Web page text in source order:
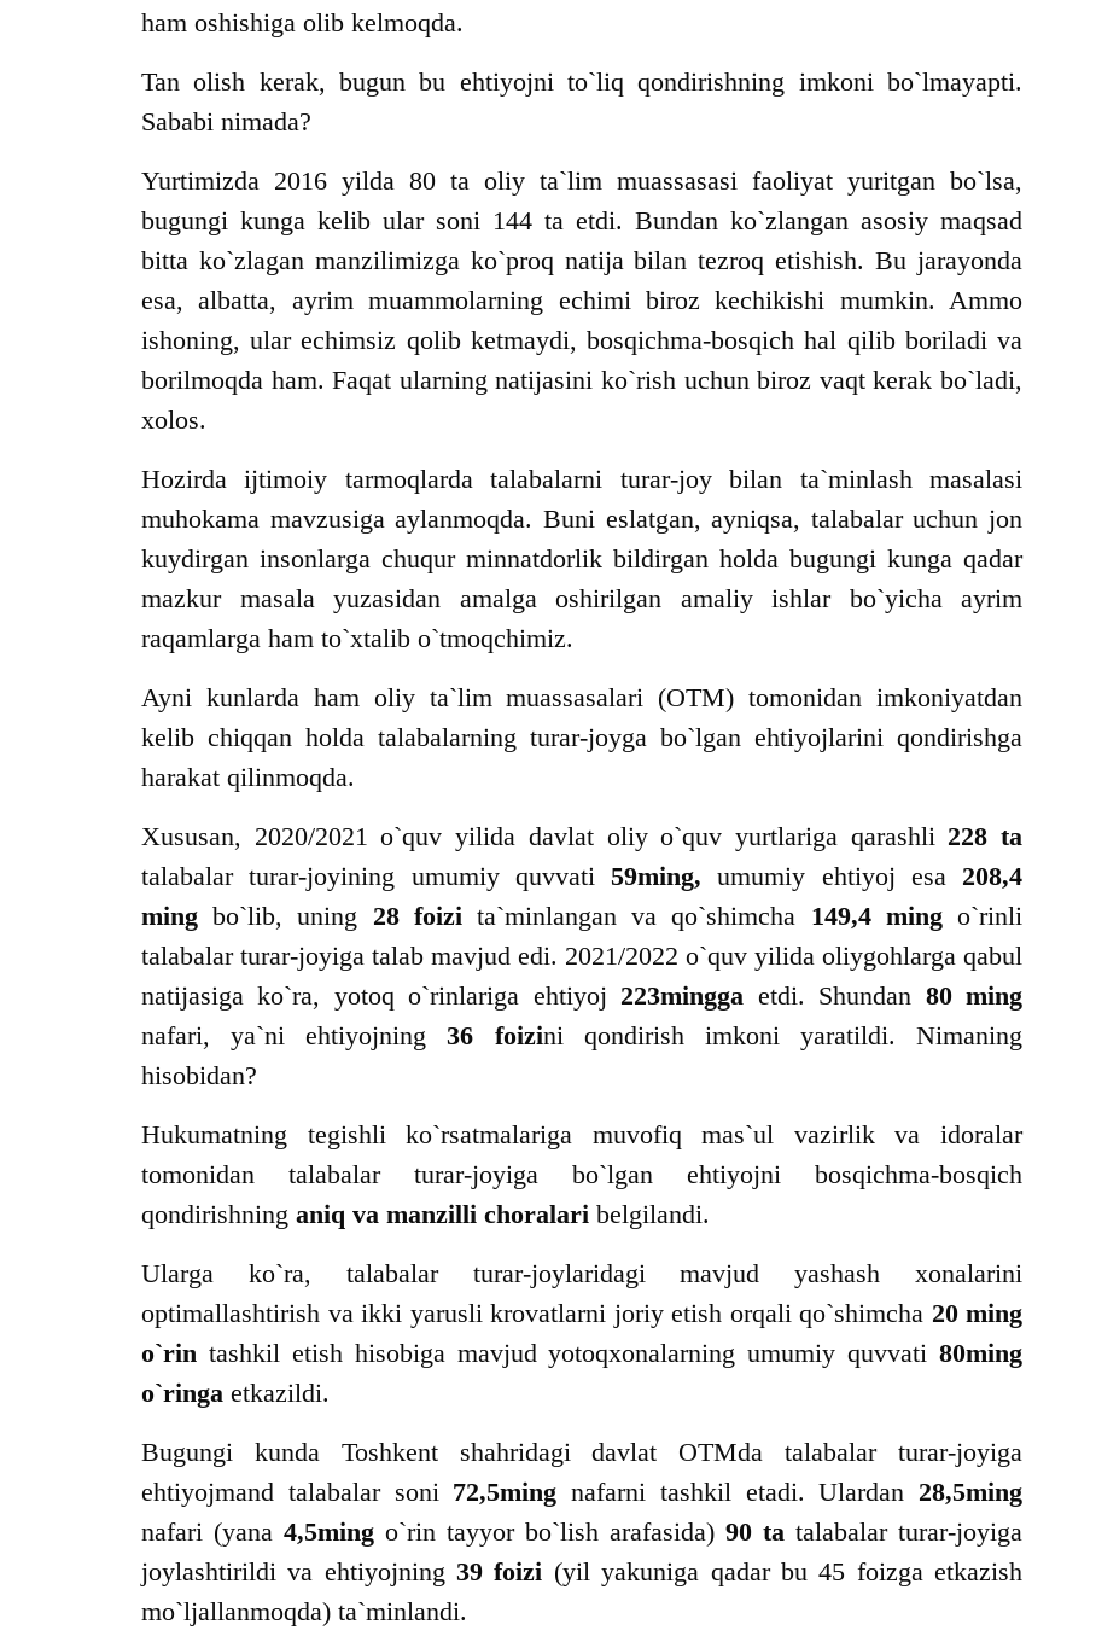
ham oshishiga olib kelmoqda.
Tan olish kerak, bugun bu ehtiyojni to`liq qondirishning imkoni bo`lmayapti.
Sababi nimada?
Yurtimizda 2016 yilda 80 ta oliy ta`lim muassasasi faoliyat yuritgan bo`lsa,
bugungi kunga kelib ular soni 144 ta etdi. Bundan ko`zlangan asosiy maqsad
bitta ko`zlagan manzilimizga ko`proq natija bilan tezroq etishish. Bu jarayonda
esa, albatta, ayrim muammolarning echimi biroz kechikishi mumkin. Ammo
ishoning, ular echimsiz qolib ketmaydi, bosqichma-bosqich hal qilib boriladi va
borilmoqda ham. Faqat ularning natijasini ko`rish uchun biroz vaqt kerak bo`ladi,
xolos.
Hozirda ijtimoiy tarmoqlarda talabalarni turar-joy bilan ta`minlash masalasi
muhokama mavzusiga aylanmoqda. Buni eslatgan, ayniqsa, talabalar uchun jon
kuydirgan insonlarga chuqur minnatdorlik bildirgan holda bugungi kunga qadar
mazkur masala yuzasidan amalga oshirilgan amaliy ishlar bo`yicha ayrim
raqamlarga ham to`xtalib o`tmoqchimiz.
Ayni kunlarda ham oliy ta`lim muassasalari (OTM) tomonidan imkoniyatdan
kelib chiqqan holda talabalarning turar-joyga bo`lgan ehtiyojlarini qondirishga
harakat qilinmoqda.
Xususan, 2020/2021 o`quv yilida davlat oliy o`quv yurtlariga qarashli 228 ta
talabalar turar-joyining umumiy quvvati 59ming, umumiy ehtiyoj esa 208,4
mingbo`lib, uning 28 foizi ta`minlangan va qo`shimcha 149,4 mingo`rinli
talabalar turar-joyiga talab mavjud edi. 2021/2022 o`quv yilida oliygohlarga qabul
natijasiga ko`ra, yotoq o`rinlariga ehtiyoj 223mingga etdi. Shundan 80 ming
nafari, ya`ni ehtiyojning36 foizini qondirish imkoni yaratildi. Nimaning
hisobidan?
Hukumatning tegishli ko`rsatmalariga muvofiq mas`ul vazirlik va idoralar
tomonidan talabalar turar-joyiga bo`lgan ehtiyojni bosqichma-bosqich
qondirishning aniq va manzilli choralari belgilandi.
Ularga ko`ra, talabalar turar-joylaridagi mavjud yashash xonalarini
optimallashtirish va ikki yarusli krovatlarni joriy etish orqali qo`shimcha 20 ming
o`rin tashkil etish hisobiga mavjud yotoqxonalarning umumiy quvvati 80ming
o`ringa etkazildi.
Bugungi kunda Toshkent shahridagi davlat OTMda talabalar turar-joyiga
ehtiyojmand talabalar soni 72,5ming nafarni tashkil etadi. Ulardan 28,5ming
nafari (yana 4,5ming o`rin tayyor bo`lish arafasida) 90 ta talabalar turar-joyiga
joylashtirildi va ehtiyojning39 foizi (yil yakuniga qadar bu 45 foizga etkazish
mo`ljallanmoqda) ta`minlandi.